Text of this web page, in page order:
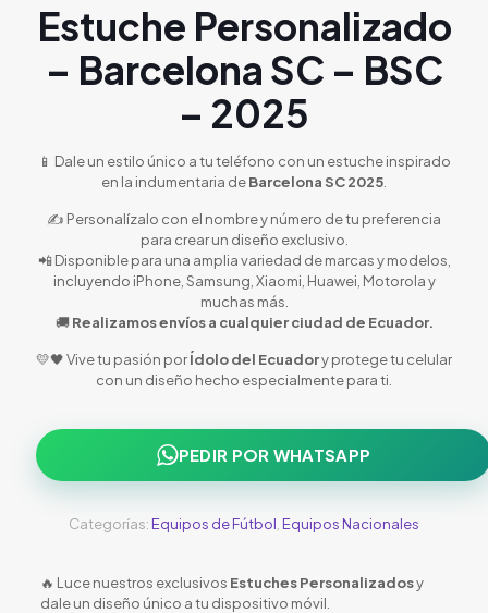
Estuche Personalizado
– Barcelona SC – BSC
– 2025
📱 Dale un estilo único a tu teléfono con un estuche inspirado
en la indumentaria deBarcelona SC 2025
✍️ Personalízalo con el nombre y número de tu preferencia
para crear un diseño exclusivo.
📲 Disponible para una amplia variedad de marcas y modelos,
incluyendo iPhone, Samsung, Xiaomi, Huawei, Motorola y
muchas más.
🚚Realizamos envíos a cualquier ciudad de Ecuador.
💛🖤 Vive tu pasión porÍdolo del Ecuadory protege tu celular
con un diseño hecho especialmente para ti.
PEDIR POR WHATSAPP
Categorías: Equipos de Fútbol Equipos Nacionales
🔥 Luce nuestros exclusivos Estuches Personalizadosy
dale un diseño único a tu dispositivo móvil.